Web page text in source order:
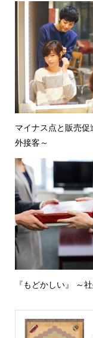
マイナス点と販売
外接客～
『もどかしい』 ～